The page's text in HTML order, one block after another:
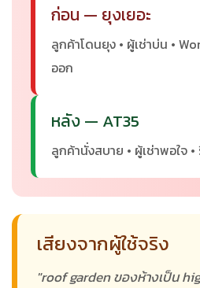
ก่อน — ยุงเยอะ
ลูกค้าโดนยุง • ผู้เช่าบ่น •
ออก
หลัง — AT35
ลูกค้านั่งสบาย • ผู้เช่าพอใจ •
เสียงจากผู้ใช้จริง
"roof garden ของห้างเป็น